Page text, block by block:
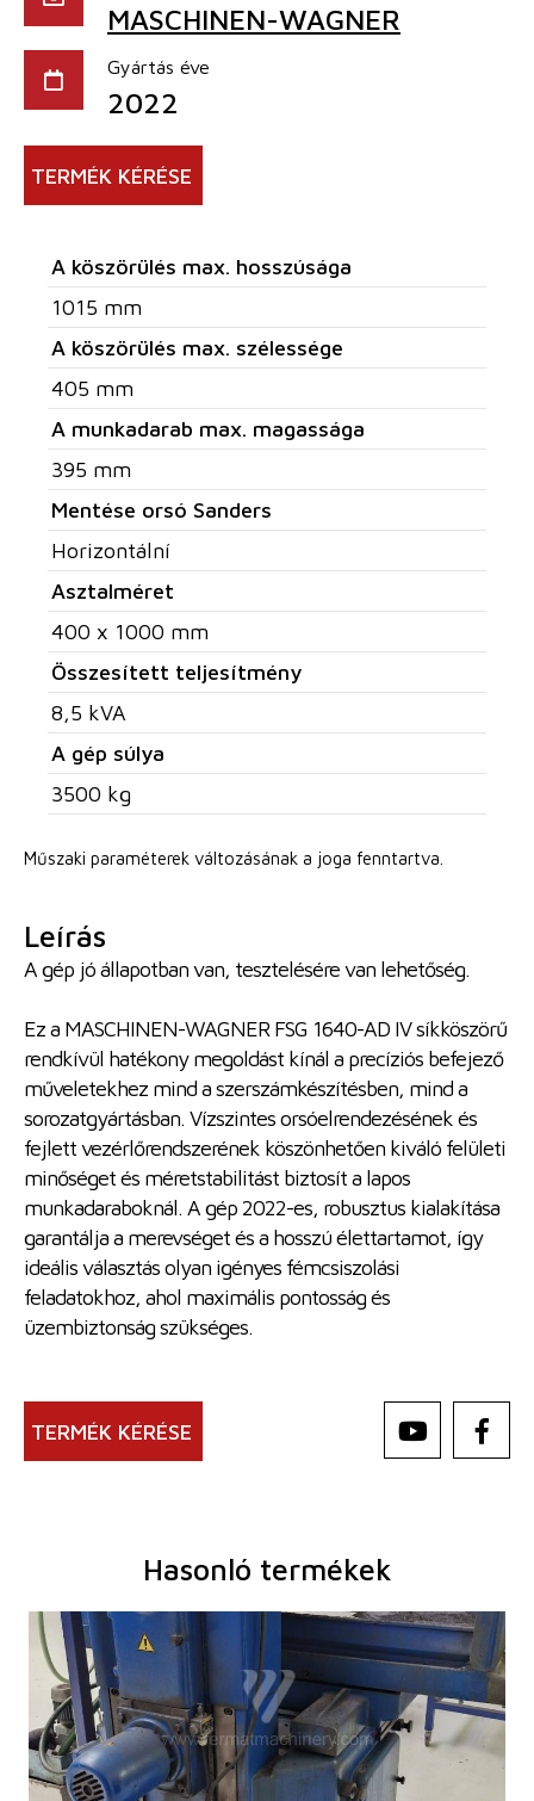
MASCHINEN-WAGNER
Gyártás éve
2022
TERMÉK KÉRÉSE
A köszörülés max. hosszúsága
1015 mm
A köszörülés max. szélessége
405 mm
A munkadarab max. magassága
395 mm
Mentése orsó Sanders
Horizontální
Asztalméret
400 x 1000 mm
Összesített teljesítmény
8,5 kVA
A gép súlya
3500 kg
Műszaki paraméterek változásának a joga fenntartva.
Leírás
A gép jó állapotban van, tesztelésére van lehetőség.
Ez a MASCHINEN-WAGNER FSG 1640-AD IV síkköszörű
rendkívül hatékony megoldást kínál a precíziós befejező
műveletekhez mind a szerszámkészítésben, mind a
sorozatgyártásban. Vízszintes orsóelrendezésének és
fejlett vezérlőrendszerének köszönhetően kiváló felületi
minőséget és méretstabilitást biztosít a lapos
munkadaraboknál. A gép 2022-es, robusztus kialakítása
garantálja a merevséget és a hosszú élettartamot, így
ideális választás olyan igényes fémcsiszolási
feladatokhoz, ahol maximális pontosság és
üzembiztonság szükséges.
TERMÉK KÉRÉSE
Hasonló termékek
Gyártás éve:
Vezérlőrendszer
A köszörülés max. hosszúsága 630 mm
A köszörülés max. szélessége
200 mm
A munkadarab max. magassága300 mm
Mentése orsó Sanders
Az asztal felfogó felülete
200 x 630 mm
A munkadarab max. súlya
180 kg